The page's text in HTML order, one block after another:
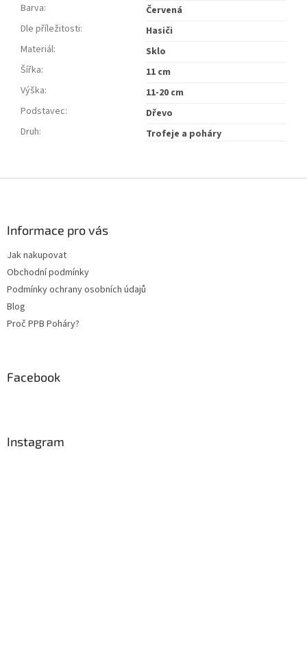
Barva:
Červená
Dle příležitosti:
Hasiči
Materiál:
Sklo
Šířka:
11 cm
Výška:
11-20 cm
Podstavec:
Dřevo
Druh: Trofeje a poháry
Informace pro vás
Jak nakupovat
Obchodní podmínky
Podmínky ochrany osobních údajů
Blog
Proč PPB Poháry?
Facebook
Instagram